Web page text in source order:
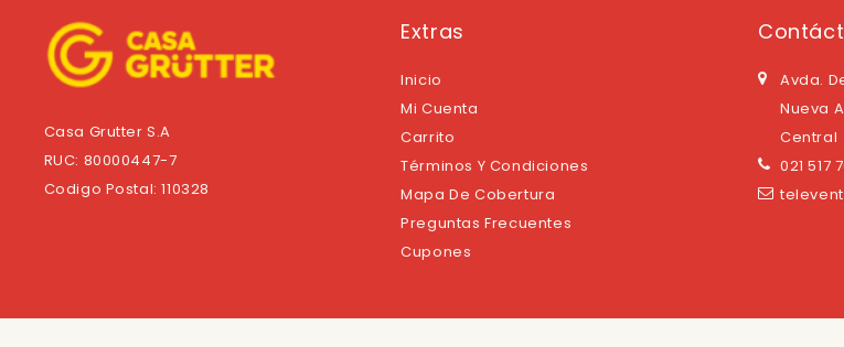
Casa Grutter S.A
RUC: 80000447-7
Codigo Postal: 110328
Extras
Inicio
Mi Cuenta
Carrito
Términos Y Condiciones
Mapa De Cobertura
Preguntas Frecuentes
Cupones
Avda.
Nueva
Central
021 517